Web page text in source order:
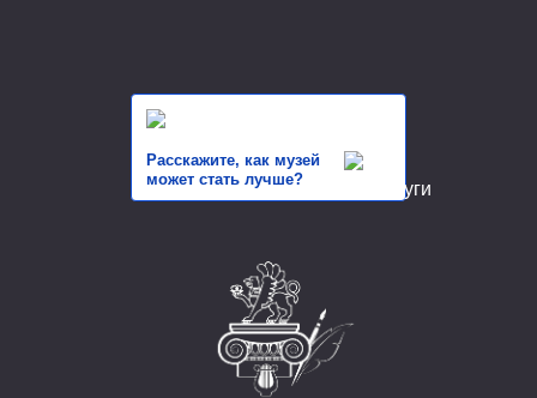
Расскажите, как музей
может стать лучше?